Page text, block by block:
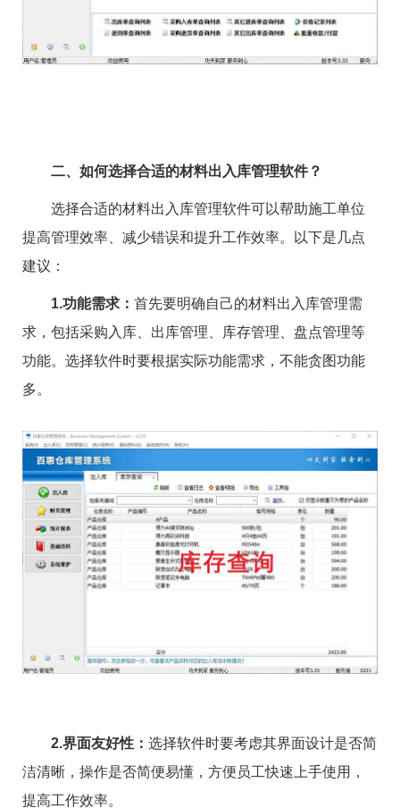
二、如何选择合适的材料出入库管理软件？
选择合适的材料出入库管理软件可以帮助施工单位
提高管理效率、减少错误和提升工作效率。以下是几点
建议：
1.功能需求： 首先要明确自己的材料出入库管理需
求，包括采购入库、出库管理、库存管理、盘点管理等
功能。选择软件时要根据实际功能需求，不能贪图功能
多。
2.界面友好性： 选择软件时要考虑其界面设计是否简
洁清晰，操作是否简便易懂，方便员工快速上手使用，
提高工作效率。